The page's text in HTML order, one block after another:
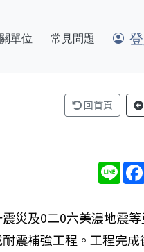
單位 常見問題
回首頁
Line
災及0二0六美濃地震
震補強工程。工程完